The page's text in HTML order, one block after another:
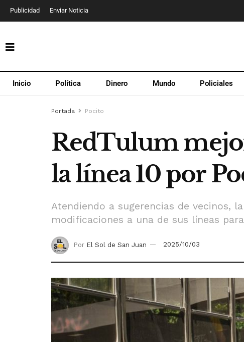
Publicidad Enviar Noticia
Inicio Política Dinero Mundo Policiales
Portada Pocito
RedTulum
la línea 10 por
Atendiendo a sugerencias de vecinos,
modificaciones a una de sus líneas
Por El Sol de San Juan 2025/10/03